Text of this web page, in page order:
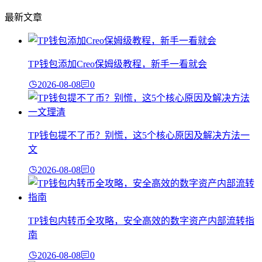
最新文章
TP钱包添加Creo保姆级教程，新手一看就会
2026-08-08 0
TP钱包提不了币？别慌，这5个核心原因及解决方法一
文
2026-08-08 0
TP钱包内转币全攻略，安全高效的数字资产内部流转指
南
2026-08-08 0